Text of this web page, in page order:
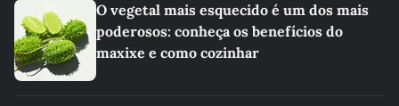
O vegetal mais esquecido é um dos mais
poderosos: conheça os benefícios do
maxixe e como cozinhar